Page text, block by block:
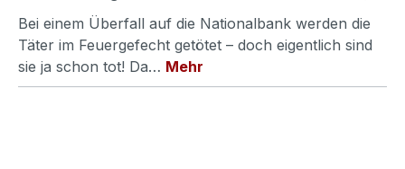
Bei einem Überfall auf die Nationalbank werden die
Täter im Feuergefecht getötet – doch eigentlich sind
sie ja schon tot! Da… Mehr